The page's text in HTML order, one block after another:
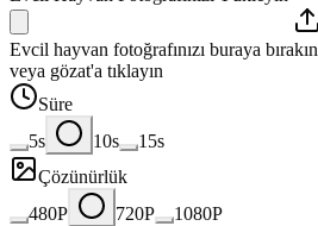
Evcil hayvan fotoğrafınızı buraya bırakın
veya gözat'a tıklayın
Süre
5s
10s
15s
Çözünürlük
480P
720P
1080P